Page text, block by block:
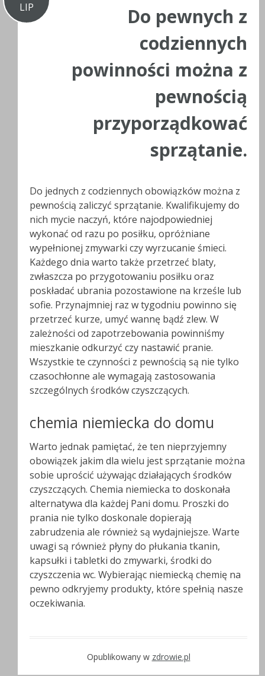
LIP
Do pewnych z
codziennych
powinności można z
pewnością
przyporządkować
sprzątanie.
Do jednych z codziennych obowiązków można z
pewnością zaliczyć sprzątanie. Kwalifikujemy do
nich mycie naczyń, które najodpowiedniej
wykonać od razu po posiłku, opróżniane
wypełnionej zmywarki czy wyrzucanie śmieci.
Każdego dnia warto także przetrzeć blaty,
zwłaszcza po przygotowaniu posiłku oraz
poskładać ubrania pozostawione na krześle lub
sofie. Przynajmniej raz w tygodniu powinno się
przetrzeć kurze, umyć wannę bądź zlew. W
zależności od zapotrzebowania powinniśmy
mieszkanie odkurzyć czy nastawić pranie.
Wszystkie te czynności z pewnością są nie tylko
czasochłonne ale wymagają zastosowania
szczególnych środków czyszczących.
chemia niemiecka do domu
Warto jednak pamiętać, że ten nieprzyjemny
obowiązek jakim dla wielu jest sprzątanie można
sobie uprościć używając działających środków
czyszczących. Chemia niemiecka to doskonała
alternatywa dla każdej Pani domu. Proszki do
prania nie tylko doskonale dopierają
zabrudzenia ale również są wydajniejsze. Warte
uwagi są również płyny do płukania tkanin,
kapsułki i tabletki do zmywarki, środki do
czyszczenia wc. Wybierając niemiecką chemię na
pewno odkryjemy produkty, które spełnią nasze
oczekiwania.
Opublikowany w zdrowie.pl